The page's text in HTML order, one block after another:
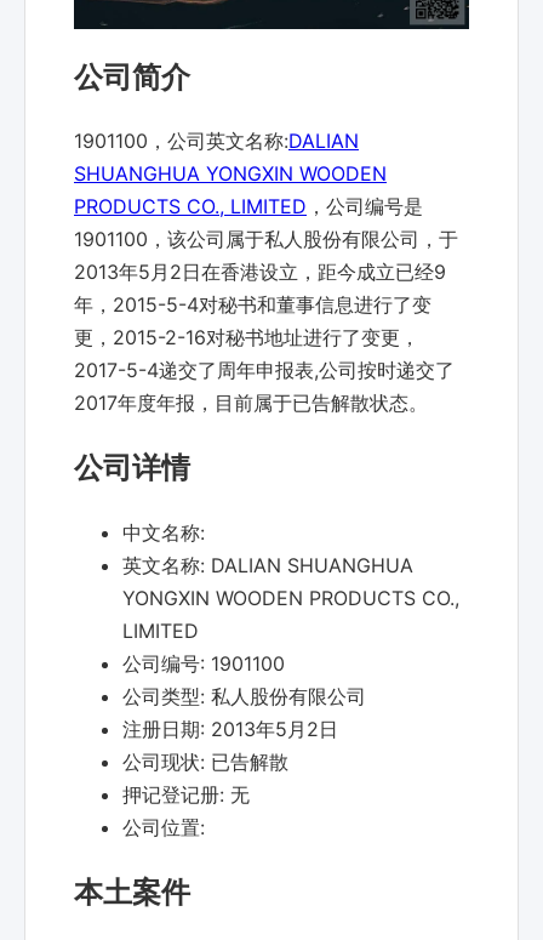
公司简介
1901100，公司英文名称:DALIAN
SHUANGHUA YONGXIN WOODEN
PRODUCTS CO., LIMITED ，公司编号是
1901100，该公司属于私人股份有限公司，于
2013年5月2日在香港设立，距今成立已经9
年，2015-5-4对秘书和董事信息进行了变
更，2015-2-16对秘书地址进行了变更，
2017-5-4递交了周年申报表,公司按时递交了
2017年度年报，目前属于已告解散状态。
公司详情
中文名称:
英文名称: DALIAN SHUANGHUA
YONGXIN WOODEN PRODUCTS CO.,
LIMITED
公司编号: 1901100
公司类型: 私人股份有限公司
注册日期: 2013年5月2日
公司现状: 已告解散
押记登记册: 无
公司位置:
本土案件